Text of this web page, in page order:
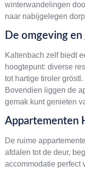
winterwandelingen
naar nabijgelegen
De omgeving
Kaltenbach zelf biedt
hoogtepunt: diverse
tot hartige tiroler
Bovendien liggen de
gemak kunt genieten
Appartementen
De ruime
afdalen tot de deur,
accommodatie perfect